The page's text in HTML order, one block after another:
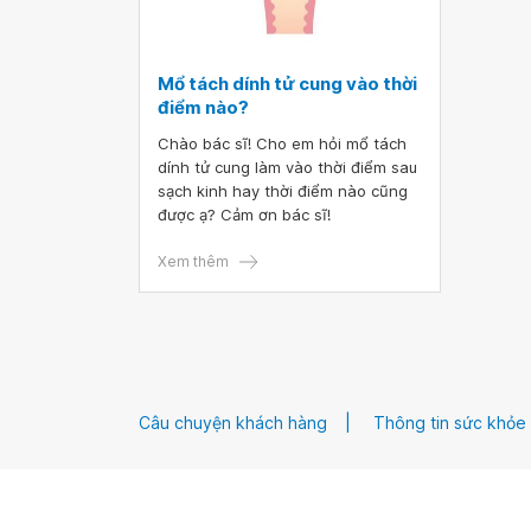
Mổ tách dính tử cung vào thời
điểm nào?
Chào bác sĩ! Cho em hỏi mổ tách
dính tử cung làm vào thời điểm sau
sạch kinh hay thời điểm nào cũng
được ạ? Cảm ơn bác sĩ!
Xem thêm
Câu chuyện khách hàng Thông tin sức khỏe